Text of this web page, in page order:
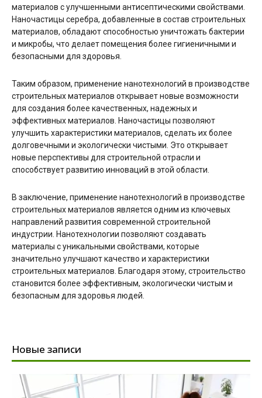
материалов с улучшенными антисептическими свойствами.
Наночастицы серебра, добавленные в состав строительных
материалов, обладают способностью уничтожать бактерии
и микробы, что делает помещения более гигиеничными и
безопасными для здоровья.
Таким образом, применение нанотехнологий в производстве
строительных материалов открывает новые возможности
для создания более качественных, надежных и
эффективных материалов. Наночастицы позволяют
улучшить характеристики материалов, сделать их более
долговечными и экологически чистыми. Это открывает
новые перспективы для строительной отрасли и
способствует развитию инноваций в этой области.
В заключение, применение нанотехнологий в производстве
строительных материалов является одним из ключевых
направлений развития современной строительной
индустрии. Нанотехнологии позволяют создавать
материалы с уникальными свойствами, которые
значительно улучшают качество и характеристики
строительных материалов. Благодаря этому, строительство
становится более эффективным, экологически чистым и
безопасным для здоровья людей.
Новые записи